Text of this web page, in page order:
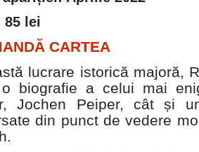
85 lei
CARTEA
lucrare istorică majoră,
biografie a celui mai
Jochen Peiper, cât și
din punct de vedere